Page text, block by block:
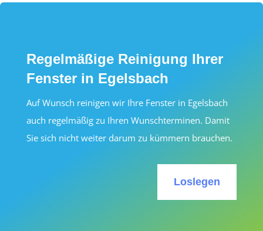
Regelmäßige Reinigung Ihrer
Fenster in Egelsbach
Auf Wunsch reinigen wir Ihre Fenster in Egelsbach
auch regelmäßig zu Ihren Wunschterminen. Damit
Sie sich nicht weiter darum zu kümmern brauchen.
Loslegen